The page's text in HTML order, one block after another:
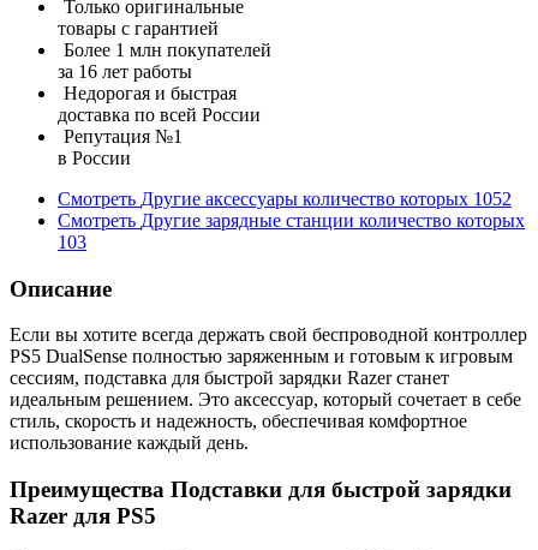
Только оригинальные
товары с гарантией
Более 1 млн покупателей
за 16 лет работы
Недорогая и быстрая
доставка по всей России
Репутация №1
в России
Смотреть Другие аксессуары количество которых 1052
Смотреть Другие зарядные станции количество которых
103
Описание
Если вы хотите всегда держать свой беспроводной контроллер
PS5 DualSense полностью заряженным и готовым к игровым
сессиям, подставка для быстрой зарядки Razer станет
идеальным решением. Это аксессуар, который сочетает в себе
стиль, скорость и надежность, обеспечивая комфортное
использование каждый день.
Преимущества Подставки для быстрой зарядки
Razer для PS5